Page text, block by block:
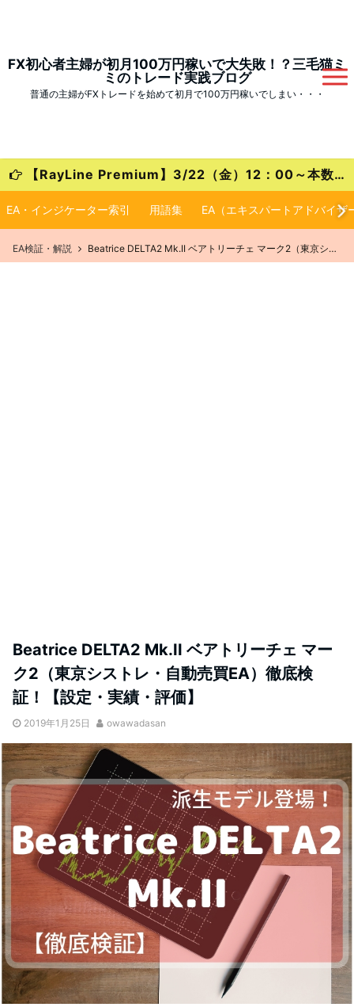
FX初心者主婦が初月100万円稼いで大失敗！？三毛猫ミ
ミのトレード実践ブログ
普通の主婦がFXトレードを始めて初月で100万円稼いでしまい・・・
【RayLine Premium】3/22（金）12：00～本数限定の大特価キャンペーンが始まります！
EA・インジケーター索引 用語集 EA（エキスパートアドバイザ
EA検証・解説 Beatrice DELTA2 Mk.II ベアトリーチェ マーク2（東京シストレ・自動売買EA）徹底検証！【設定・実績・評価】
Beatrice DELTA2 Mk.II ベアトリーチェ マー
ク2（東京シストレ・自動売買EA）徹底検
証！【設定・実績・評価】
2019年1月25日 owawadasan